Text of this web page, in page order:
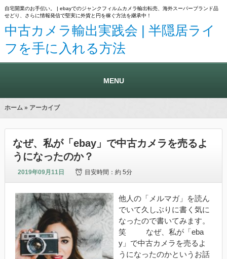
自宅開業のお手伝い。 | ebayでのジャンクフィルムカメラ輸出転売、海外スーパーブランド品
せどり、さらに情報発信で堅実に外貨と円を稼ぐ方法を継承中！
中古カメラ輸出実践会 | 半隠居ライ
フを手に入れる方法
MENU
ホーム» アーカイブ
なぜ、私が「ebay」で中古カメラを売るよ
うになったのか？
2019年09月11日 目安時間：約 5分
他人の「メルマガ」を読ん
でいて久しぶりに書く気に
なったので書いてみます。
笑 なぜ、私が「eba
y」で中古カメラを売るよ
うになったのかというお話